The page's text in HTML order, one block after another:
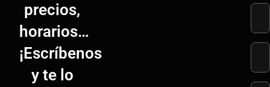
precios,
horarios…
¡Escríbenos
y te lo